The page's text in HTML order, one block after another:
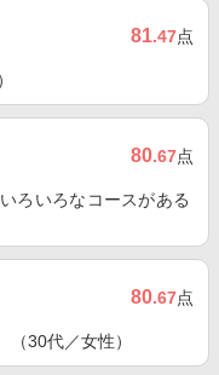
81.47点
80.67点
ろいろなコースがある
80.67点
30代／女性）